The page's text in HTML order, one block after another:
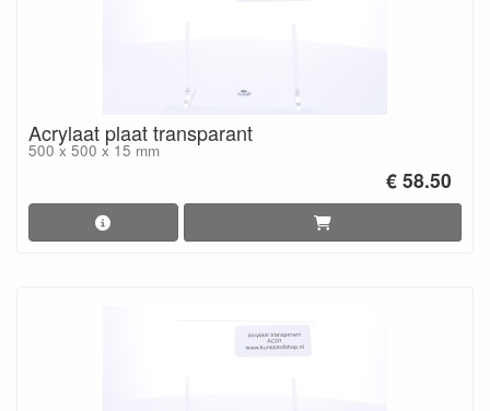
Acrylaat plaat transparant
500 x 500 x 15 mm
€ 58.50